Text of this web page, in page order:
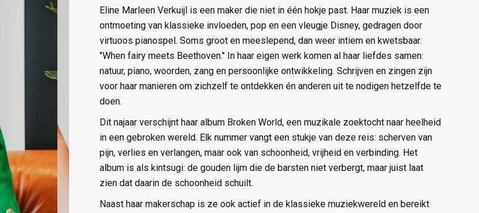
Eline Marleen Verkuijl is een maker die niet in één hokje past. Haar muziek is een
ontmoeting van klassieke invloeden, pop en een vleugje Disney, gedragen door
virtuoos pianospel. Soms groot en meeslepend, dan weer intiem en kwetsbaar.
"When fairy meets Beethoven." In haar eigen werk komen al haar liefdes samen:
natuur, piano, woorden, zang en persoonlijke ontwikkeling. Schrijven en zingen zijn
voor haar manieren om zichzelf te ontdekken én anderen uit te nodigen hetzelfde te
doen.
Dit najaar verschijnt haar album Broken World, een muzikale zoektocht naar heelheid
in een gebroken wereld. Elk nummer vangt een stukje van deze reis: scherven van
pijn, verlies en verlangen, maar ook van schoonheid, vrijheid en verbinding. Het
album is als kintsugi: de gouden lijm die de barsten niet verbergt, maar juist laat
zien dat daarin de schoonheid schuilt.
Naast haar makerschap is ze ook actief in de klassieke muziekwereld en bereikt